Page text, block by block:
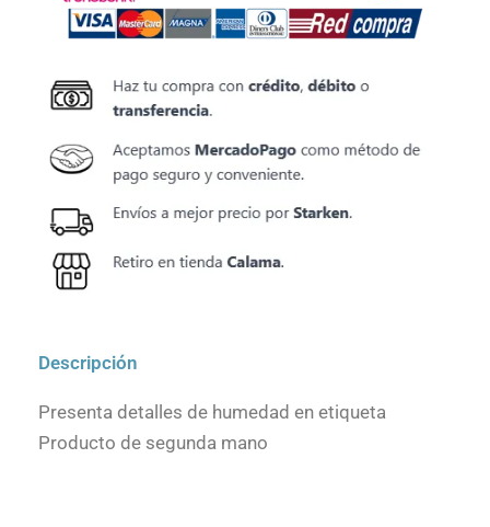
Descripción
Presenta detalles de humedad en etiqueta
Producto de segunda mano